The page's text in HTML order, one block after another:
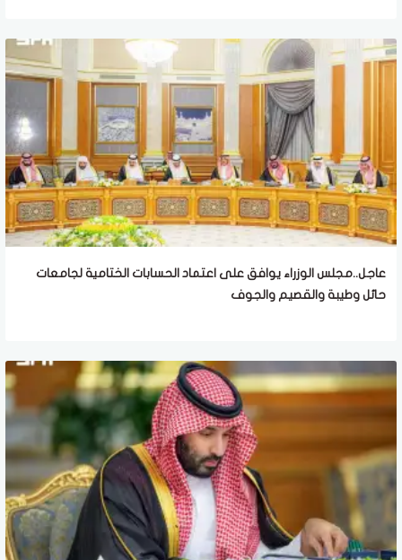
عاجل..مجلس الوزراء يوافق على اعتماد الحسابات الختامية لجامعات
حائل وطيبة والقصيم والجوف